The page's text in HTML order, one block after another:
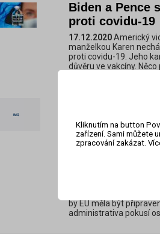
Biden a Pence
proti covidu-19
17.12.2020Americký
manželkou Karen
proti covidu-19. Jeho
důvěru ve vakcíny.
EU si otevírá
Raději bude
USA, než by
Evropská
by EU měla být
administrativa pokusí
Kliknutím na button
zařízení. Sami můžete
zpracování zakázat.